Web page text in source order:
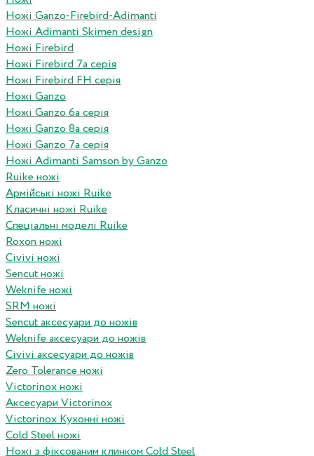
Ножі Ganzo-Firebird-Adimanti
Ножі Adimanti Skimen design
Ножі Firebird
Ножі Firebird 7а серія
Ножі Firebird FH серія
Ножі Ganzo
Ножі Ganzo 6а серія
Ножі Ganzo 8а серія
Ножі Ganzo 7а серія
Ножі Adimanti Samson by Ganzo
Ruike ножі
Армійські ножі Ruike
Класичні ножі Ruike
Спеціальні моделі Ruike
Roxon ножi
Civivi ножі
Sencut ножі
Weknife ножі
SRM ножі
Sencut аксесуари до ножів
Weknife аксесуари до ножів
Civivi аксесуари до ножів
Zero Tolerance ножі
Victorinox ножі
Аксесуари Victorinox
Victorinox Кухонні ножі
Cold Steel ножі
Ножі з фіксованим клинком Cold Steel